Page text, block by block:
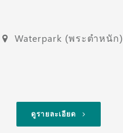
Waterpark (พระตำหนัก)
ดูรายละเอียด